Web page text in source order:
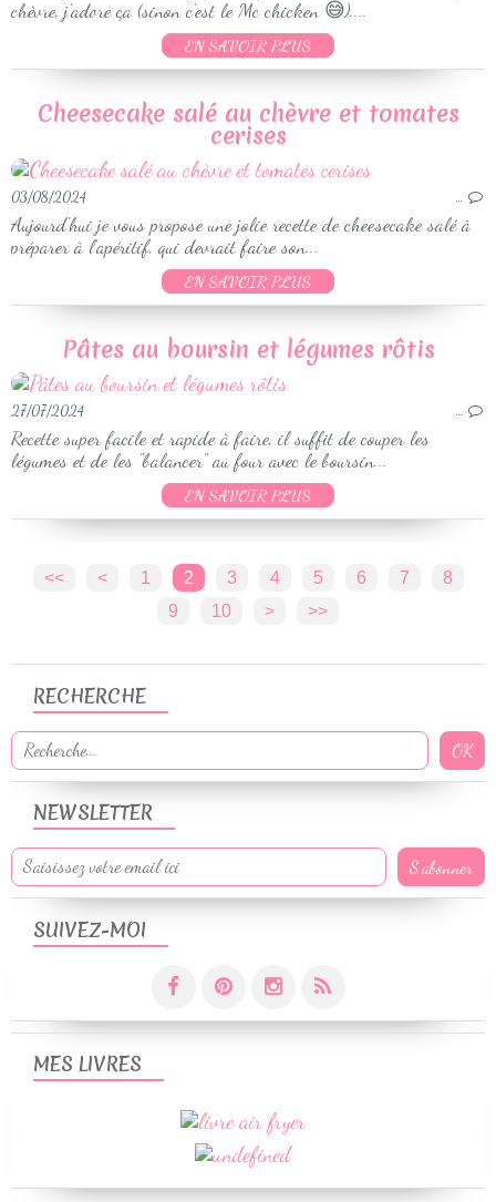
chèvre, j'adore ça (sinon c'est le Mc chicken 😅)....
EN SAVOIR PLUS
Cheesecake salé au chèvre et tomates
cerises
03/08/2024 …
Aujourd'hui je vous propose une jolie recette de cheesecake salé à
préparer à l'apéritif, qui devrait faire son...
EN SAVOIR PLUS
Pâtes au boursin et légumes rôtis
27/07/2024 …
Recette super facile et rapide à faire, il suffit de couper les
légumes et de les "balancer" au four avec le boursin...
EN SAVOIR PLUS
<< < 1 2 3 4 5 6 7
8
9
10 20
> >>
NEWSLETTER
SUIVEZ-MOI
RECHERCHE
MES LIVRES